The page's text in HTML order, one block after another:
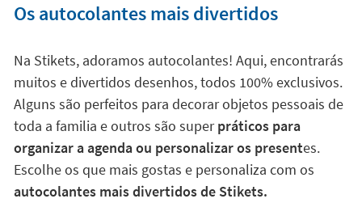
Os autocolantes mais divertidos
Na Stikets, adoramos autocolantes! Aqui, encontrarás
muitos e divertidos desenhos, todos 100% exclusivos.
Alguns são perfeitos para decorar objetos pessoais de
toda a familia e outros são superpráticos para
organizar a agenda ou personalizar os presentes.
Escolhe os que mais gostas e personaliza com os
autocolantes mais divertidos de Stikets.